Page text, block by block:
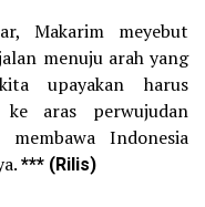
Makarim meyebut
menuju arah yang
upayakan harus
ke aras perwujudan
Indonesia
*** (Rilis)